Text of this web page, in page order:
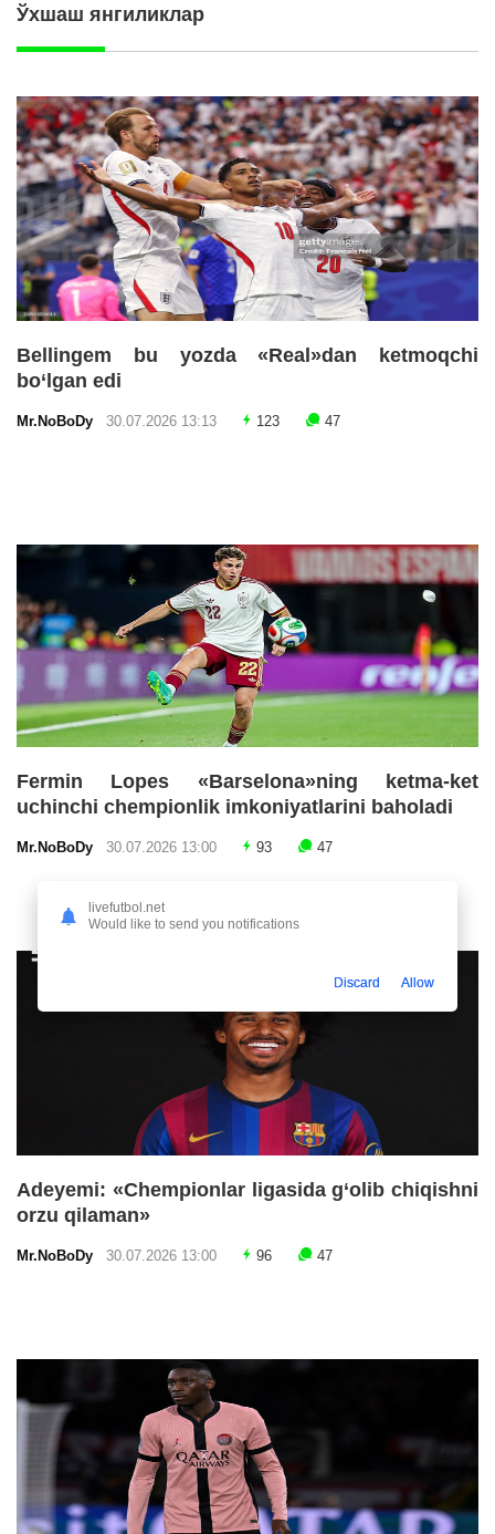
Ўхшаш янгиликлар
Bellingem bu yozda «Real»dan ketmoqchi
bo‘lgan edi
Mr.NoBoDy 30.07.2026 13:13 123 47
Fermin Lopes «Barselona»ning ketma-ket
uchinchi chempionlik imkoniyatlarini baholadi
Mr.NoBoDy 30.07.2026 13:00 93 47
Adeyemi: «Chempionlar ligasida g‘olib chiqishni
orzu qilaman»
Mr.NoBoDy 30.07.2026 13:00 96 47
livefutbol.net
Would like to send you notifications
Discard Allow